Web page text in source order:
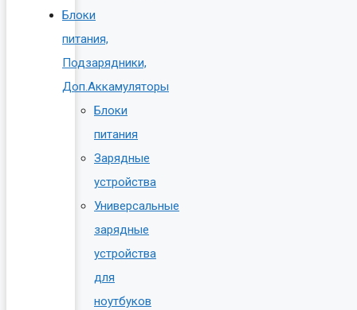
Блоки
питания,
Подзарядники,
Доп.Аккамуляторы
Блоки
питания
Зарядные
устройства
Универсальные
зарядные
устройства
для
ноутбуков